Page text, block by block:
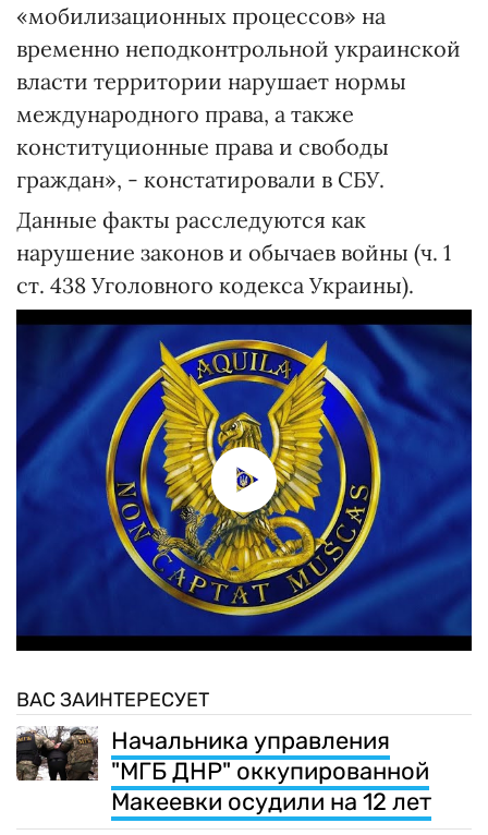
«мобилизационных процессов» на
временно неподконтрольной украинской
власти территории нарушает нормы
международного права, а также
конституционные права и свободы
граждан», - констатировали в СБУ.
Данные факты расследуются как
нарушение законов и обычаев войны (ч. 1
ст. 438 Уголовного кодекса Украины).
ВАС ЗАИНТЕРЕСУЕТ
Начальника управления
"МГБ ДНР" оккупированной
Макеевки осудили на 12 лет